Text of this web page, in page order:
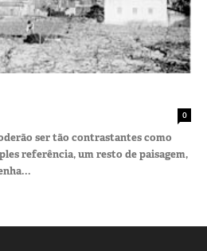
0
ser tão contrastantes como
referência, um resto de paisagem,